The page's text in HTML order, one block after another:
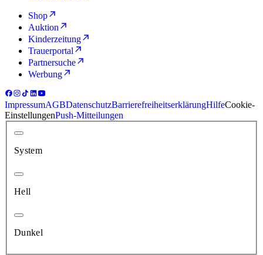
Shop
Auktion
Kinderzeitung
Trauerportal
Partnersuche
Werbung
ImpressumAGBDatenschutzBarrierefreiheitserklärungHilfeCookie-
EinstellungenPush-Mitteilungen
System
Hell
Dunkel